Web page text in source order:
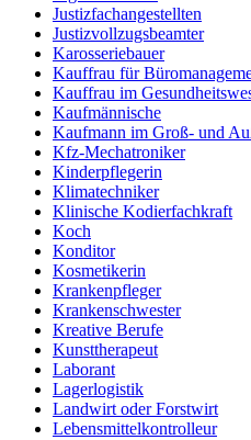
Justizfachangestellten
Justizvollzugsbeamter
Karosseriebauer
Kauffrau für
Kauffrau im
Kaufmännische
Kaufmann im Groß- und
Kfz-Mechatroniker
Kinderpflegerin
Klimatechniker
Klinische Kodierfachkraft
Koch
Konditor
Kosmetikerin
Krankenpfleger
Krankenschwester
Kreative Berufe
Kunsttherapeut
Laborant
Lagerlogistik
Landwirt oder Forstwirt
Lebensmittelkontrolleur